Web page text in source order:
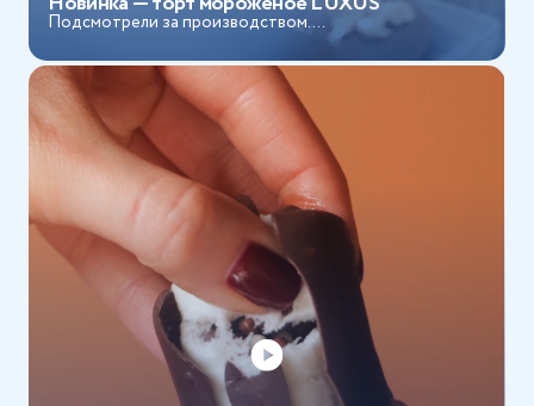
Подсмотрели за производством....